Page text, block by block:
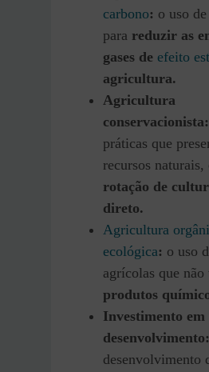
carbono: o uso
para reduzir as
gases de efeito
agricultura.
Agricultura
conservacionista:
práticas que
recursos naturais,
rotação de
direto.
Agricultura
ecológica: o uso
agrícolas que não
produtos
Investimento em
desenvolvimento:
desenvolvimento